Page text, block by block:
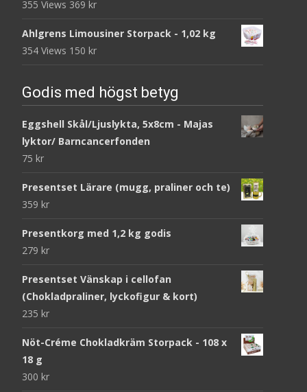
355 Views 369 kr
Ahlgrens Limousiner Storpack - 1,02 kg
354 Views 150 kr
Godis med högst betyg
Eggshell Skål/Ljuslykta, 5x8cm - Majas
lyktor/ Barncancerfonden
75 kr
Presentset Lärare (mugg, praliner och te)
359 kr
Presentkorg med 1,2 kg godis
279 kr
Presentset Vänskap i cellofan
(Chokladpraliner, lyckofigur & kort)
235 kr
Nöt-Créme Chokladkräm Storpack - 108 x
18 g
300 kr